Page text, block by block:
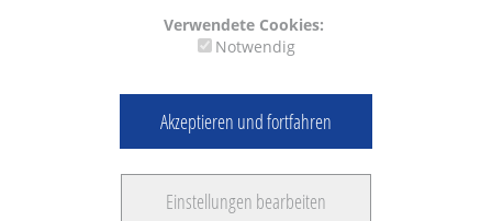
Verwendete Cookies:
Notwendig
Akzeptieren und fortfahren
Einstellungen bearbeiten